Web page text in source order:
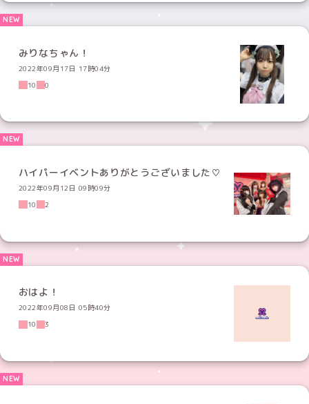
みりなちゃん！
2022年09月17日 17時04分
10
0
ハイパーイベントありがとうございました♡
2022年09月12日 09時09分
10
2
おはよ！
2022年09月08日 05時40分
10
3